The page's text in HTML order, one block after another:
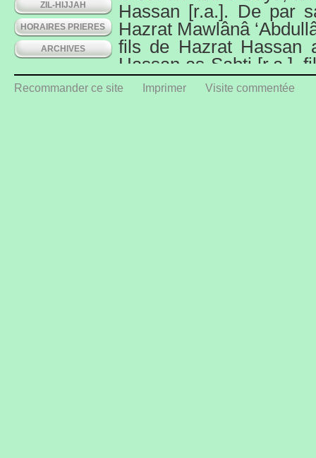
ZIL-HIJJAH
HORAIRES PRIERES
ARCHIVES
Hassan [r.a.]. De par
Hazrat Mawlânâ
fils de Hazrat Hassan
Hassan as-Sabti [r.a.],
& Hazrat Bibi-
[s.a.w.].
Recommander ce site Imprimer Visite commentée